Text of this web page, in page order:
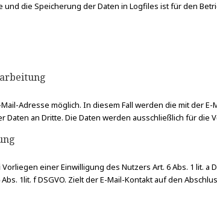
die Speicherung der Daten in Logfiles ist für den
Adresse möglich. In diesem Fall werden die mit der
an Dritte. Die Daten werden ausschließlich für die
einer Einwilligung des Nutzers Art. 6 Abs. 1 lit.
1lit. f DSGVO. Zielt der E-Mail-Kontakt auf den